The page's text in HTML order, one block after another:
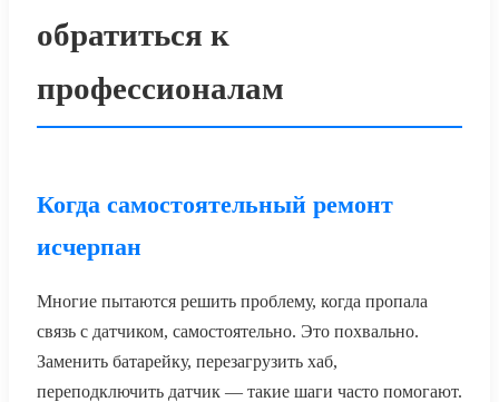
обратиться к
профессионалам
Когда самостоятельный ремонт
исчерпан
Многие пытаются решить проблему, когда пропала
связь с датчиком, самостоятельно. Это похвально.
Заменить батарейку, перезагрузить хаб,
переподключить датчик — такие шаги часто помогают.